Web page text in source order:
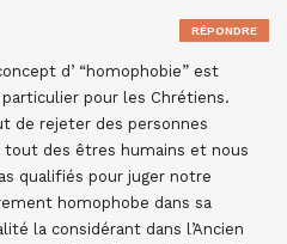
d’ “homophobie” est
pour les Chrétiens.
de rejeter des personnes
des êtres humains et nous
qualifiés pour juger notre
homophobe dans sa
la considérant dans l’Ancien
RÉPONDRE